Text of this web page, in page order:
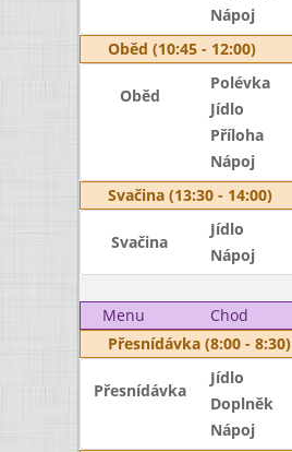
Nápoj
Oběd (10:45 - 12:00)
Oběd
Polévka
Jídlo
Příloha
Nápoj
Svačina (13:30 - 14:00)
Svačina
Jídlo
Nápoj
Menu
Chod
Přesnídávka (8:00 - 8:30)
Přesnídávka
Jídlo
Doplněk
Nápoj